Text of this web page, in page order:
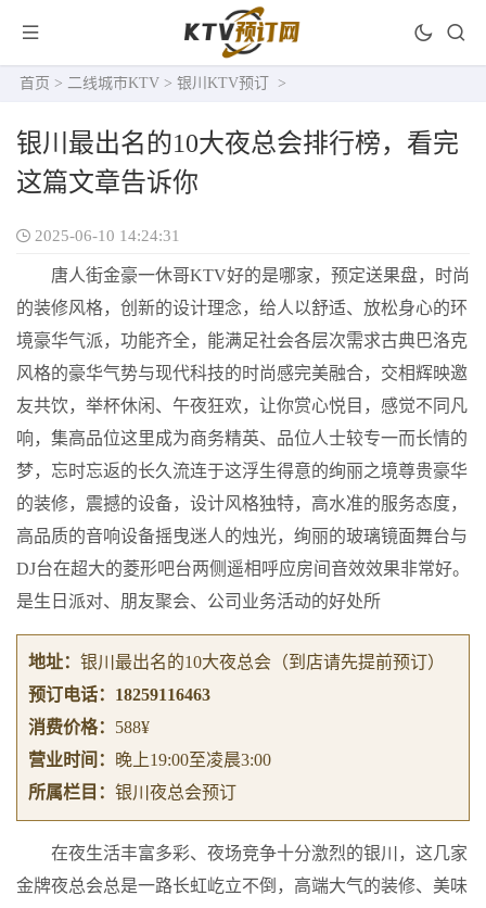
首页 > 二线城市KTV > 银川KTV预订 >
银川最出名的10大夜总会排行榜，看完
这篇文章告诉你
2025-06-10 14:24:31
唐人街金豪一休哥KTV好的是哪家，预定送果盘，时尚
的装修风格，创新的设计理念，给人以舒适、放松身心的环
境豪华气派，功能齐全，能满足社会各层次需求古典巴洛克
风格的豪华气势与现代科技的时尚感完美融合，交相辉映邀
友共饮，举杯休闲、午夜狂欢，让你赏心悦目，感觉不同凡
响，集高品位这里成为商务精英、品位人士较专一而长情的
梦，忘时忘返的长久流连于这浮生得意的绚丽之境尊贵豪华
的装修，震撼的设备，设计风格独特，高水准的服务态度，
高品质的音响设备摇曳迷人的烛光，绚丽的玻璃镜面舞台与
DJ台在超大的菱形吧台两侧遥相呼应房间音效效果非常好。
是生日派对、朋友聚会、公司业务活动的好处所
地址： 银川最出名的10大夜总会 （到店请先提前预订）
预订电话： 18259116463
消费价格： 588¥
营业时间：
晚上19:00至凌晨3:00
所属栏目： 银川夜总会预订
在夜生活丰富多彩、夜场竞争十分激烈的银川，这几家
金牌夜总会总是一路长虹屹立不倒，高端大气的装修、美味